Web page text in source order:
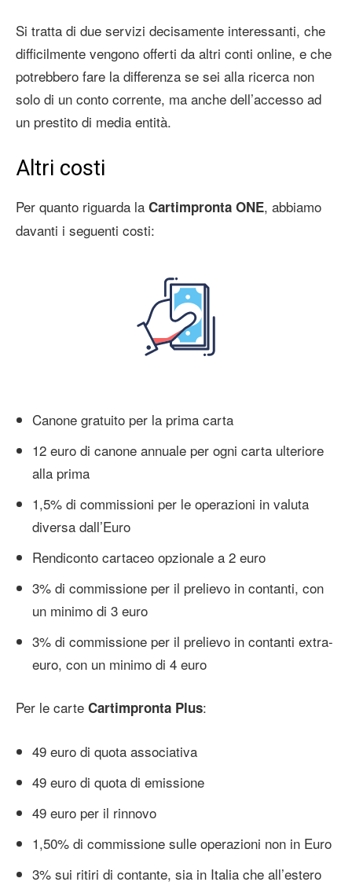
Si tratta di due servizi decisamente interessanti, che
difficilmente vengono offerti da altri conti online, e che
potrebbero fare la differenza se sei alla ricerca non
solo di un conto corrente, ma anche dell’accesso ad
un prestito di media entità.
Altri costi
Per quanto riguarda la Cartimpronta ONE, abbiamo
davanti i seguenti costi:
Canone gratuito per la prima carta
12 euro di canone annuale per ogni carta ulteriore
alla prima
1,5% di commissioni per le operazioni in valuta
diversa dall’Euro
Rendiconto cartaceo opzionale a 2 euro
3% di commissione per il prelievo in contanti, con
un minimo di 3 euro
3% di commissione per il prelievo in contanti extra-
euro, con un minimo di 4 euro
Per le carte Cartimpronta Plus:
49 euro di quota associativa
49 euro di quota di emissione
49 euro per il rinnovo
1,50% di commissione sulle operazioni non in Euro
3% sui ritiri di contante, sia in Italia che all’estero